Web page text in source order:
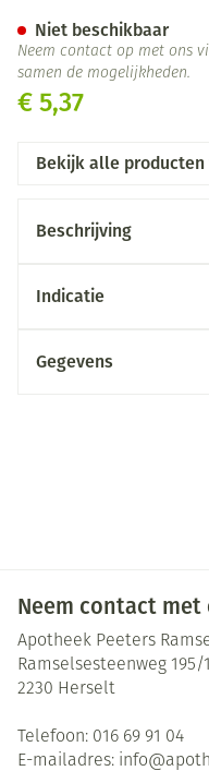
€ 5,37
Niet beschikbaar
Neem contact op met ons
samen de mogelijkheden.
Bekijk alle producten
Beschrijving
Indicatie
Gegevens
Neem contact met
Apotheek Peeters
Ramselsesteenweg 195/1
2230 Herselt
Telefoon: 016 69 91 04
E-mailadres: info@